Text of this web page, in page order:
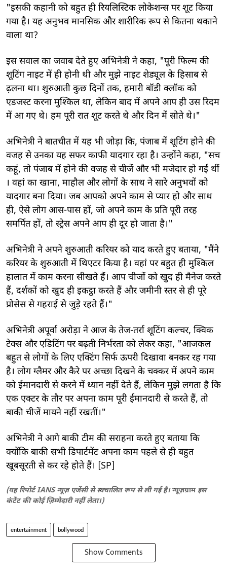
"इसकी कहानी को बहुत ही रियलिस्टिक लोकेशन्स पर शूट किया
गया है। यह अनुभव मानसिक और शारीरिक रूप से कितना थकाने
वाला था?
इस सवाल का जवाब देते हुए अभिनेत्री ने कहा, "पूरी फिल्म की
शूटिंग नाइट में ही होनी थी और मुझे नाइट शेड्यूल के हिसाब से
ढ़लना था। शुरुआती कुछ दिनों तक, हमारी बॉडी क्लॉक को
एडजस्ट करना मुश्किल था, लेकिन बाद में अपने आप ही उस रिदम
में आ गए थे। हम पूरी रात शूट करते थे और दिन में सोते थे।"
अभिनेत्री ने बातचीत में यह भी जोड़ा कि, पंजाब में शूटिंग होने की
वजह से उनका यह सफर काफी यादगार रहा है। उन्होंने कहा, "सच
कहूं, तो पंजाब में होने की वजह से चीजें और भी मजेदार हो गईं थीं
। वहां का खाना, माहौल और लोगों के साथ ने सारे अनुभवों को
यादगार बना दिया। जब आपको अपने काम से प्यार हो और साथ
ही, ऐसे लोग आस-पास हों, जो अपने काम के प्रति पूरी तरह
समर्पित हों, तो स्ट्रेस अपने आप ही दूर हो जाता है।"
अभिनेत्री ने अपने शुरुआती करियर को याद करते हुए बताया, "मैंने
करियर के शुरुआती में थिएटर किया है। वहां पर बहुत ही मुश्किल
हालात में काम करना सीखते हैं। आप चीजों को खुद ही मैनेज करते
हैं, दर्शकों को खुद ही इकट्ठा करते हैं और जमीनी स्तर से ही पूरे
प्रोसेस से गहराई से जुड़े रहते हैं।"
अभिनेत्री अपूर्वा अरोड़ा ने आज के तेज-तर्रा शूटिंग कल्चर, क्विक
टेक्स और एडिटिंग पर बढ़ती निर्भरता को लेकर कहा, "आजकल
बहुत से लोगों के लिए एक्टिंग सिर्फ ऊपरी दिखावा बनकर रह गया
है। लोग ग्लैमर और कैरे पर अच्छा दिखने के चक्कर में अपने काम
को ईमानदारी से करने में ध्यान नहीं देते हैं, लेकिन मुझे लगता है कि
एक एक्टर के तौर पर अपना काम पूरी ईमानदारी से करते हैं, तो
बाकी चीजें मायने नहीं रखतीं।"
अभिनेत्री ने आगे बाकी टीम की सराहना करते हुए बताया कि
क्योंकि बाकी सभी डिपार्टमेंट अपना काम पहले से ही बहुत
खूबसूरती से कर रहे होते हैं। [SP]
(यह रिपोर्ट IANS न्यूज़ एजेंसी से स्वचालित रूप से ली गई है।न्यूज़ग्राम इस
कंटेंट की कोई ज़िम्मेदारी नहीं लेता।)
entertainment bollywood
Show Comments